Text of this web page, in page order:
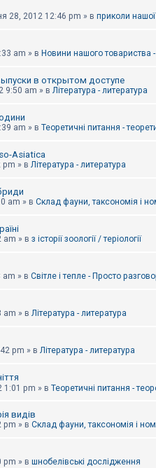
28, 2012 12:46 pm » в приколи
am » в Новини нашого товариства
в открытом доступе
9:50 am » в Література - литература
am » в Теоретичні питання -
Asiatica
pm » в Література - литература
am » в Склад фауни, таксономія і
am » в з історії зоології / теріології
am » в Світле і тепле - Просто
am » в Література - литература
pm » в Література - литература
1:01 pm » в Теоретичні питання -
видів
pm » в Склад фауни, таксономія і
pm » в шнобелівські дослідження